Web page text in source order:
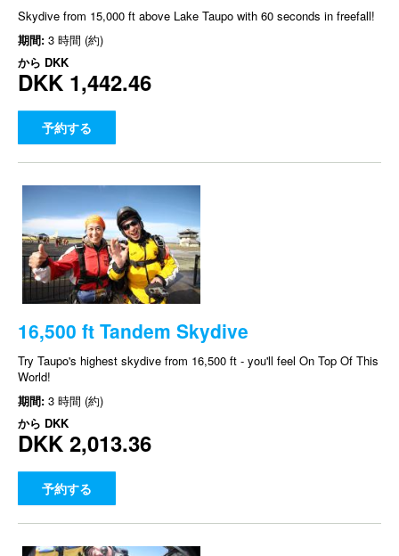
Skydive from 15,000 ft above Lake Taupo with 60 seconds in freefall!
期間: 3 時間 (約)
から DKK
DKK 1,442.46
予約する
16,500 ft Tandem Skydive
Try Taupo's highest skydive from 16,500 ft - you'll feel On Top Of This
World!
期間: 3 時間 (約)
から DKK
DKK 2,013.36
予約する